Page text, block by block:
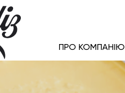
ПРО КОМПАНІЮ